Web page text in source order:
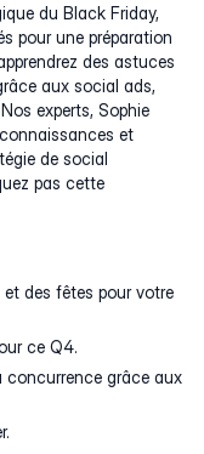
du Black Friday,
pour une préparation
des astuces
aux social ads,
experts, Sophie
et
de social
pas cette
des fêtes pour votre
ce Q4.
concurrence grâce aux